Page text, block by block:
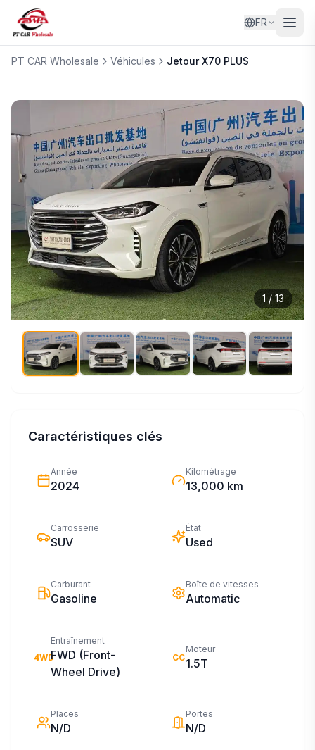
FR
PT CAR Wholesale Véhicules Jetour X70 PLUS
1 / 13
Caractéristiques clés
Année
2024
Kilométrage
13,000 km
Carrosserie
SUV
État
Used
Carburant
Gasoline
Boîte de vitesses
Automatic
4WD
Entraînement
FWD (Front-
Wheel Drive)
CC
Moteur
1.5T
Places
N/D
Portes
N/D